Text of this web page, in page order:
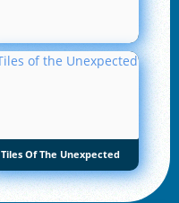
Tiles Of The Unexpected